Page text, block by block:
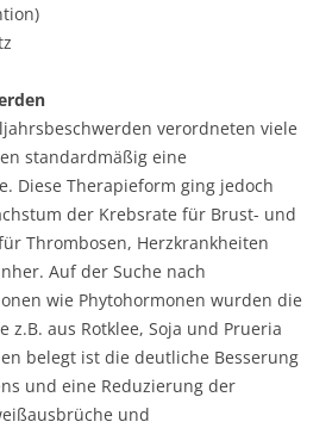
verordneten viele
standardmäßig eine
Diese Therapieform ging jedoch
der Krebsrate für Brust- und
Thrombosen, Herzkrankheiten
Auf der Suche nach
wie Phytohormonen wurden die
z.B. aus Rotklee, Soja und Prueria
belegt ist die deutliche Besserung
und eine Reduzierung der
und